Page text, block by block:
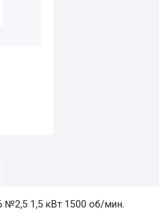
№2,5 1,5 кВт 1500 об/мин.